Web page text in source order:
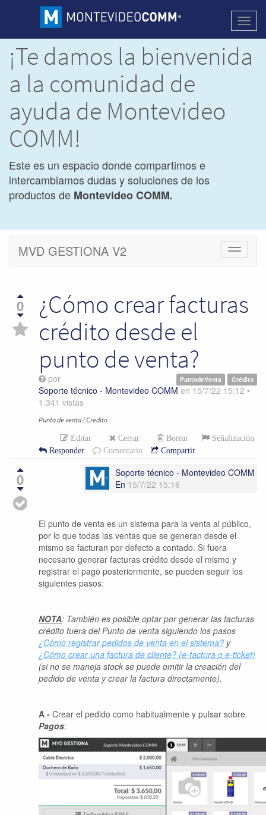
¡Te damos la bienvenida
a la comunidad de
ayuda de Montevideo
COMM!
Este es un espacio donde compartimos e
intercambiamos dudas y soluciones de los
productos de Montevideo COMM.
Cambiar
MVD GESTIONA V2
0
¿Cómo crear facturas
crédito desde el
punto de venta?
PuntodeVenta Crédito
por
Soporte técnico - Montevideo COMM en 15/7/22 15:12 •
1.341 vistas
Punto de venta / Credito
Editar Cerrar Borrar
Señalización
Responder
Comentario Compartir
0
Soporte técnico - Montevideo COMM
En 15/7/22 15:16
El punto de venta es un sistema para la venta al público,
por lo que todas las ventas que se generan desde el
mismo se facturan por defecto a contado. Si fuera
necesario generar facturas crédito desde el mismo y
registrar el pago posteriormente, se pueden seguir los
siguientes pasos:
NOTA: También es posible optar por generar las facturas
crédito fuera del Punto de venta siguiendo los pasos
¿Cómo registrar pedidos de venta en el sistema? y
¿Cómo crear una factura de cliente? (e-factura o e-ticket)
(si no se maneja stock se puede omitir la creación del
pedido de venta y crear la factura directamente).
A - Crear el pedido como habitualmente y pulsar sobre
Pagos: